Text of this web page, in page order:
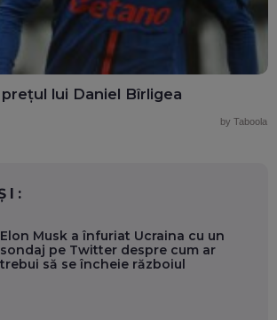
lui Daniel Bîrligea
by Taboola
Elon Musk a înfuriat Ucraina cu un
sondaj pe Twitter despre cum ar
trebui să se încheie războiul